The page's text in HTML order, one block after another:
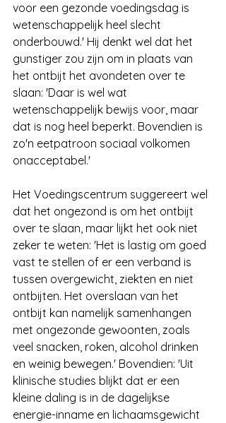
voor een gezonde voedingsdag is
wetenschappelijk heel slecht
onderbouwd.' Hij denkt wel dat het
gunstiger zou zijn om in plaats van
het ontbijt het avondeten over te
slaan: 'Daar is wel wat
wetenschappelijk bewijs voor, maar
dat is nog heel beperkt. Bovendien is
zo'n eetpatroon sociaal volkomen
onacceptabel.'
Het Voedingscentrum suggereert wel
dat het ongezond is om het ontbijt
over te slaan, maar lijkt het ook niet
zeker te weten: 'Het is lastig om goed
vast te stellen of er een verband is
tussen overgewicht, ziekten en niet
ontbijten. Het overslaan van het
ontbijt kan namelijk samenhangen
met ongezonde gewoonten, zoals
veel snacken, roken, alcohol drinken
en weinig bewegen.' Bovendien: 'Uit
klinische studies blijkt dat er een
kleine daling is in de dagelijkse
energie-inname en lichaamsgewicht